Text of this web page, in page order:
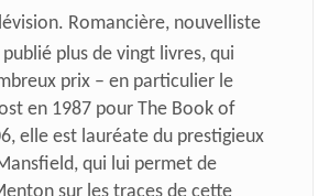
Romancière, nouvelliste
plus de vingt livres, qui
prix – en particulier le
en 1987 pour The Book of
elle est lauréate du prestigieux
qui lui permet de